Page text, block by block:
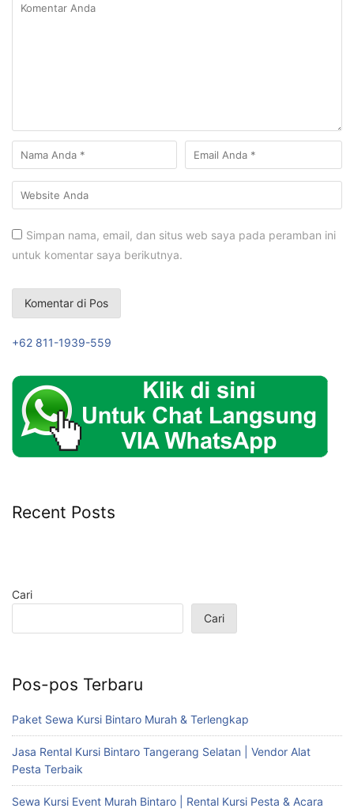
Simpan nama, email, dan situs web saya pada peramban ini
untuk komentar saya berikutnya.
+62 811-1939-559
Recent Posts
Cari
Cari
Pos-pos Terbaru
Paket Sewa Kursi Bintaro Murah & Terlengkap
Jasa Rental Kursi Bintaro Tangerang Selatan | Vendor Alat
Pesta Terbaik
Sewa Kursi Event Murah Bintaro | Rental Kursi Pesta & Acara